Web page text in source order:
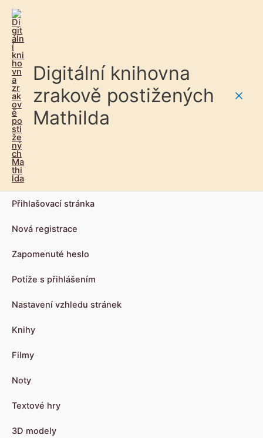
Digitální knihovna
zrakově postižených
Mathilda
Přihlašovací stránka
Nová registrace
Zapomenuté heslo
Potíže s přihlášením
Nastavení vzhledu stránek
Knihy
Filmy
Noty
Textové hry
3D modely